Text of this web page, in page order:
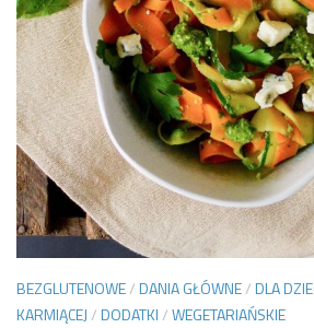
BEZGLUTENOWE/DANIA GŁÓWNE/DLA
KARMIĄCEJ/DODATKI/WEGETARIAŃSKIE